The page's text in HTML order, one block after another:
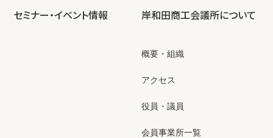
セミナー・イベント情報 岸和田商工会議所について
概要・組織
アクセス
役員・議員
会員事業所一覧